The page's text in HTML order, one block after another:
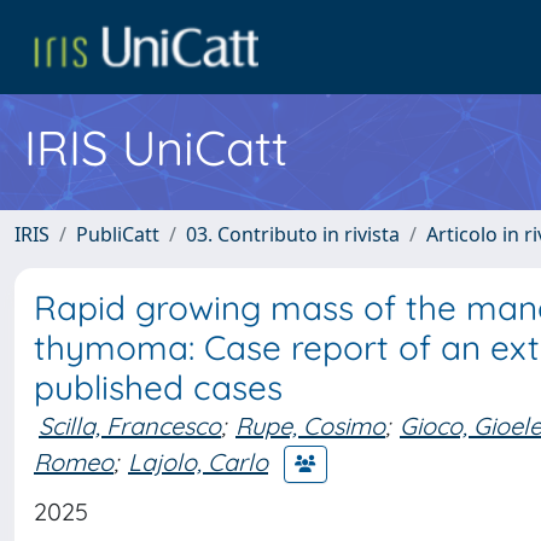
IRIS UniCatt
IRIS PubliCatt 03. Contributo in rivista Articolo in
Rapid growing mass of the
thymoma: Case report of an
published cases
Scilla, Francesco; Rupe, Cosimo; Gioco, Gioele
Romeo; Lajolo, Carlo
2025